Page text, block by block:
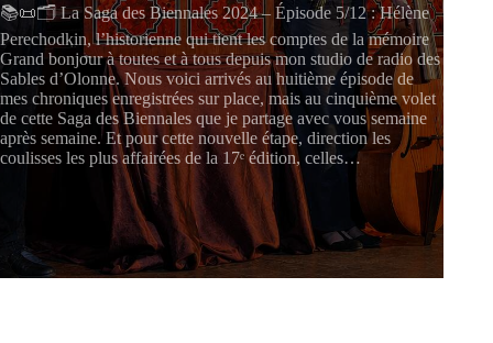
📚📜🗂️ La Saga des Biennales 2024 – Épisode 5/12 : Hélène
Perechodkin, l’historienne qui tient les comptes de la mémoire
Grand bonjour à toutes et à tous depuis mon studio de radio des
Sables d’Olonne. Nous voici arrivés au huitième épisode de
mes chroniques enregistrées sur place, mais au cinquième volet
de cette Saga des Biennales que je partage avec vous semaine
après semaine. Et pour cette nouvelle étape, direction les
coulisses les plus affairées de la 17ᵉ édition, celles…